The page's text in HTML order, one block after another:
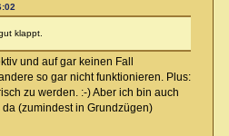
klappt.
und auf gar keinen Fall
so gar nicht funktionieren. Plus:
zu werden. :-) Aber ich bin auch
(zumindest in Grundzügen)